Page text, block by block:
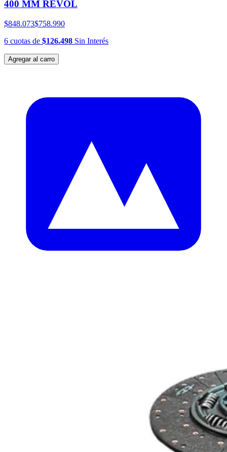
400 MM REVOL
$848.073$758.990
6 cuotas de $126.498 Sin Interés
Agregar al carro